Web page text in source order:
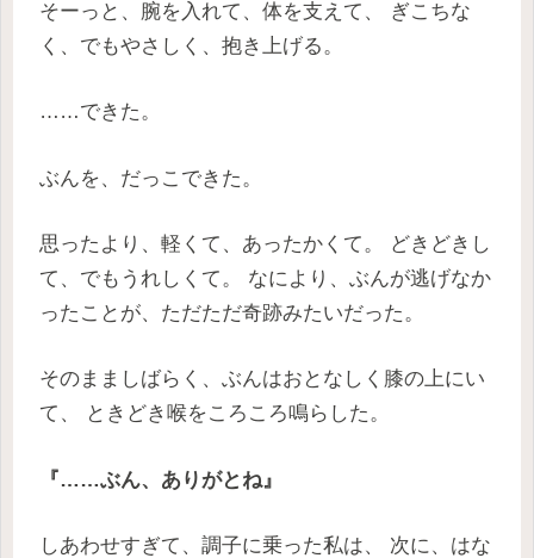
そーっと、腕を入れて、体を支えて、 ぎこちな
く、でもやさしく、抱き上げる。
……できた。
ぶんを、だっこできた。
思ったより、軽くて、あったかくて。 どきどきし
て、でもうれしくて。 なにより、ぶんが逃げなか
ったことが、ただただ奇跡みたいだった。
そのまましばらく、ぶんはおとなしく膝の上にい
て、 ときどき喉をころころ鳴らした。
『……ぶん、ありがとね』
しあわせすぎて、調子に乗った私は、 次に、はな